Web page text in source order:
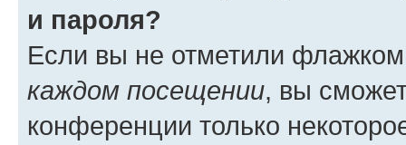
и пароля?
Если вы не отметили
каждом посещении, вы
конференции только